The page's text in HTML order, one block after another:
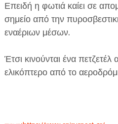
ΠΛΗΡΟΦΟΡΙΕΣ
Επειδή η φωτιά καίει σε
σημείο από την
εναέριων μέσων.
Έτσι κινούνται ένα πετζετέλ
ελικόπτερο από το